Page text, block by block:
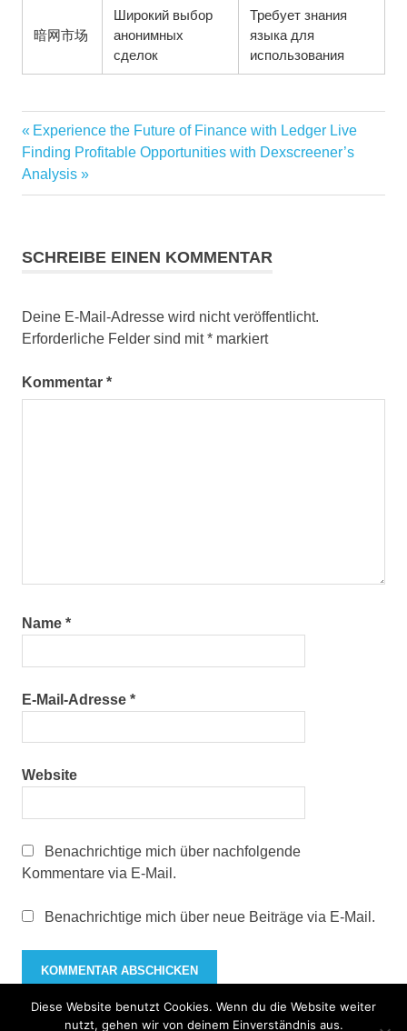
暗网市场
Широкий выбор
анонимных
сделок
Требует знания
языка для
использования
Beitragsnavigation
Vorheriger
Beitrag:
Experience the Future of Finance with Ledger Live
Nächster
Beitrag:
Finding Profitable Opportunities with Dexscreener’s
Analysis
SCHREIBE EINEN KOMMENTAR
Deine E-Mail-Adresse wird nicht veröffentlicht.
Erforderliche Felder sind mit* markiert
Kommentar *
Name *
E-Mail-Adresse *
Website
Benachrichtige mich über nachfolgende
Kommentare via E-Mail.
Benachrichtige mich über neue Beiträge via E-Mail.
Diese Website benutzt Cookies. Wenn du die Website weiter
nutzt, gehen wir von deinem Einverständnis aus.